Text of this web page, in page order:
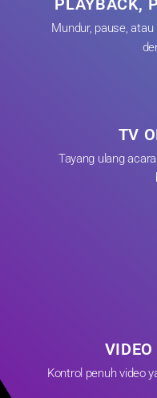
Mundur, pause,
TV
Tayang ulang
Kontrol penuh video